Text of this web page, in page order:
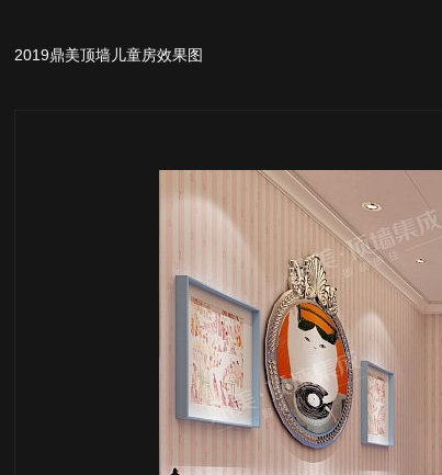
2019鼎美顶墙儿童房效果图